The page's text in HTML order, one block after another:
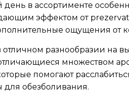
в ассортименте
эффектом от
ощущения от
отличном разнообразии на
множеством
помогают
для обезболивания.